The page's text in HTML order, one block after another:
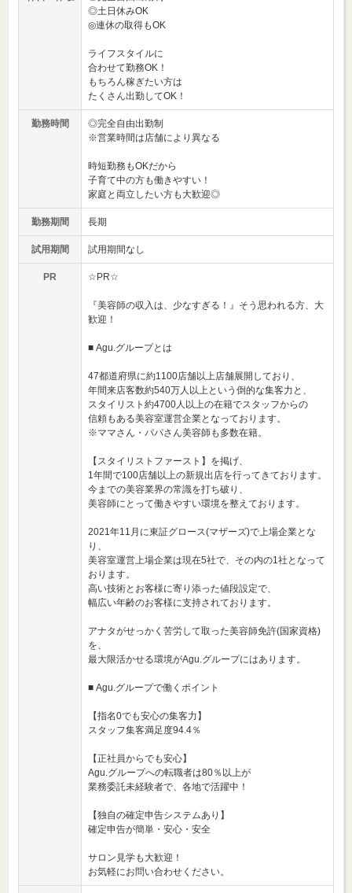
◎土日休みOK
◎連休の取得もOK
ライフスタイルに
合わせて勤務OK！
もちろん稼ぎたい方は
たくさん出勤してOK！
勤務時間
◎完全自由出勤制
※営業時間は店舗により異なる
時短勤務もOKだから
子育て中の方も働きやすい！
家庭と両立したい方も大歓迎◎
勤務期間 長期
試用期間 試用期間なし
PR ☆PR☆
『美容師の収入は、少なすぎる！』そう思われる方、大
歓迎！
■ Agu.グループとは
47都道府県に約1100店舗以上店舗展開しており、
年間来店客数約540万人以上という倒的な集客力と、
スタイリスト約4700人以上の在籍でスタッフからの
信頼もある美容室運営企業となっております。
※ママさん・パパさん美容師も多数在籍。
【スタイリストファースト】を掲げ、
1年間で100店舗以上の新規出店を行ってきております。
今までの美容業界の常識を打ち破り、
美容師にとって働きやすい環境を整えております。
2021年11月に東証グロース(マザーズ)で上場企業とな
り、
美容室運営上場企業は現在5社で、その内の1社となって
おります。
高い技術とお客様に寄り添った値段設定で、
幅広い年齢のお客様に支持されております。
アナタがせっかく苦労して取った美容師免許(国家資格)
を、
最大限活かせる環境がAgu.グループにはあります。
■ Agu.グループで働くポイント
【指名0でも安心の集客力】
スタッフ集客満足度94.4％
【正社員からでも安心】
Agu.グループへの転職者は80％以上が
業務委託未経験者で、各地で活躍中！
【独自の確定申告システムあり】
確定申告が簡単・安心・安全
サロン見学も大歓迎！
お気軽にお問い合わせください。